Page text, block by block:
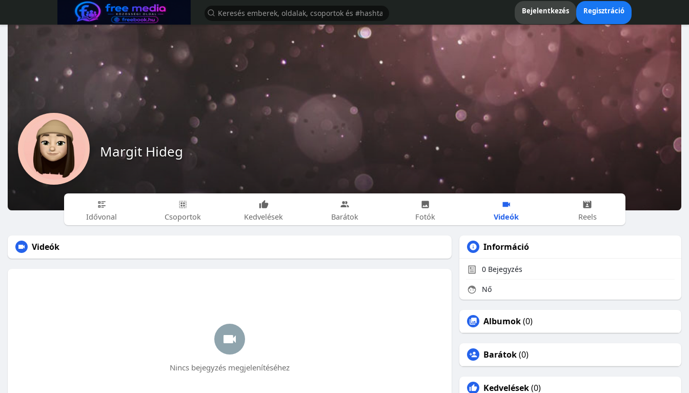
Bejelentkezés Regisztráció
Margit Hideg
Idővonal Csoportok Kedvelések Barátok Fotók Videók Reels
Videók
Nincs bejegyzés megjelenítéséhez
Információ
0 Bejegyzés
Nő
Albumok(0)
Barátok(0)
Kedvelések(0)